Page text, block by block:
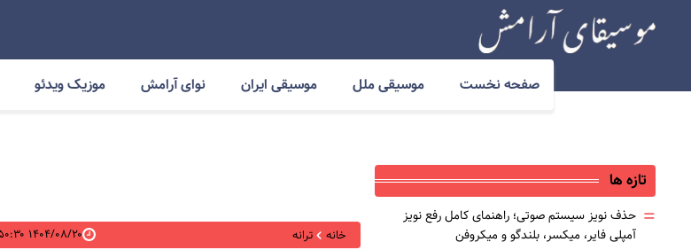
صفحه نخست موسیقی ملل موسیقی ایران نوای آرامش موزیک ویدئو
خانه ترانه ۱۴۰۴/۰۸/۲۰ ۱۶:۵۰:۳۰
تازه ها
= حذف نویز سیستم صوتی؛ راهنمای کامل رفع نویز
آمپلی فایر، میکسر، بلندگو و میکروفن